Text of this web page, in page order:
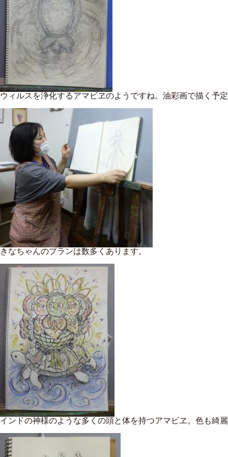
ウィルスを浄化するアマビヱのようですね。油彩画で描く予
きなちゃんのプランは数多くあります。
インドの神様のような多くの頭と体を持つアマビヱ。色も綺